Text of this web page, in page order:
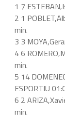
1 7
2 1
min.
3 3
4 6
min.
5 14
ESPORTIU
6 2
min.